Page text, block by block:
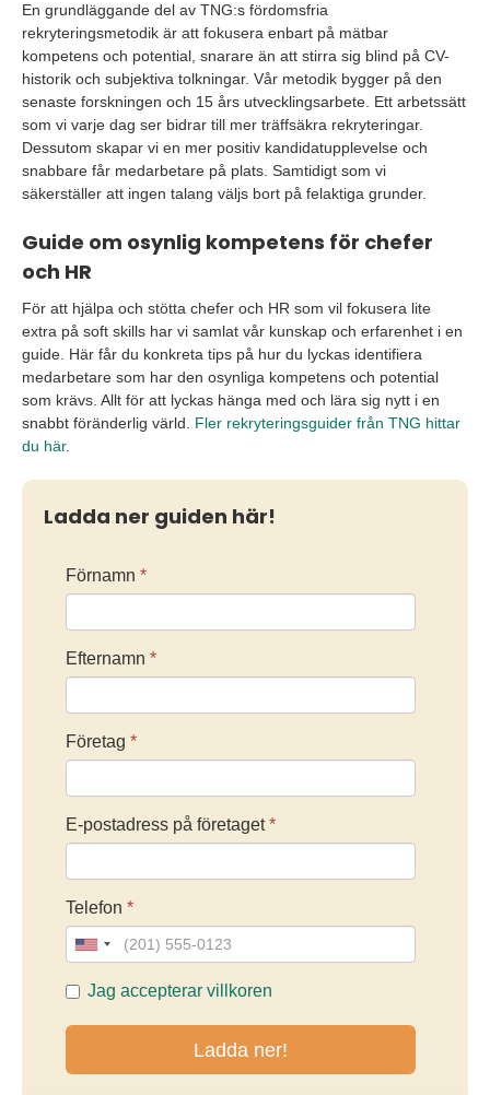
En grundläggande del av TNG:s fördomsfria
rekryteringsmetodik är att fokusera enbart på mätbar
kompetens och potential, snarare än att stirra sig blind på CV-
historik och subjektiva tolkningar. Vår metodik bygger på den
senaste forskningen och 15 års utvecklingsarbete. Ett arbetssätt
som vi varje dag ser bidrar till mer träffsäkra rekryteringar.
Dessutom skapar vi en mer positiv kandidatupplevelse och
snabbare får medarbetare på plats. Samtidigt som vi
säkerställer att ingen talang väljs bort på felaktiga grunder.
Guide om osynlig kompetens för chefer
och HR
För att hjälpa och stötta chefer och HR som vil fokusera lite
extra på soft skills har vi samlat vår kunskap och erfarenhet i en
guide. Här får du konkreta tips på hur du lyckas identifiera
medarbetare som har den osynliga kompetens och potential
som krävs. Allt för att lyckas hänga med och lära sig nytt i en
snabbt föränderlig värld. Fler rekryteringsguider från TNG hittar
du här.
Ladda ner guiden här!